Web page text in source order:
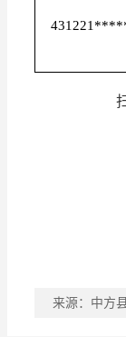
来源：中方